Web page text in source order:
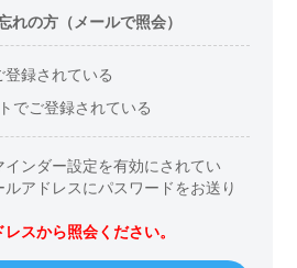
れの方（メールで照会）
登録されている
でご登録されている
インダー設定を有効にされてい
アドレスにパスワードをお送り
スから照会ください。